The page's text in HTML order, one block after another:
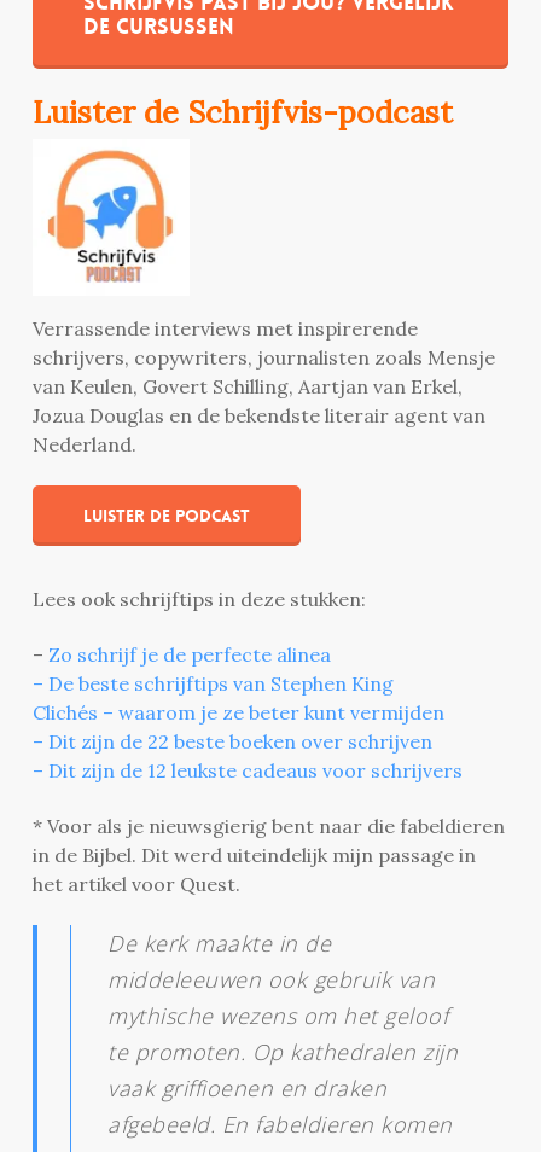
de cursussen
Luister de Schrijfvis-podcast
Verrassende interviews met inspirerende
schrijvers, copywriters, journalisten zoals Mensje
van Keulen, Govert Schilling, Aartjan van Erkel,
Jozua Douglas en de bekendste literair agent van
Nederland.
Luister de podcast
Lees ook schrijftips in deze stukken:
– Zo schrijf je de perfecte alinea
– De beste schrijftips van Stephen King
Clichés – waarom je ze beter kunt vermijden
– Dit zijn de 22 beste boeken over schrijven
– Dit zijn de 12 leukste cadeaus voor schrijvers
* Voor als je nieuwsgierig bent naar die fabeldieren
in de Bijbel. Dit werd uiteindelijk mijn passage in
het artikel voor Quest.
De kerk maakte in de
middeleeuwen ook gebruik van
mythische wezens om het geloof
te promoten. Op kathedralen zijn
vaak griffioenen en draken
afgebeeld. En fabeldieren komen